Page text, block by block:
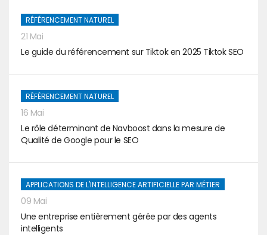
RÉFÉRENCEMENT NATUREL
21 Mai
Le guide du référencement sur Tiktok en 2025 Tiktok SEO
RÉFÉRENCEMENT NATUREL
16 Mai
Le rôle déterminant de Navboost dans la mesure de
Qualité de Google pour le SEO
APPLICATIONS DE L'INTELLIGENCE ARTIFICIELLE PAR MÉTIER
09 Mai
Une entreprise entièrement gérée par des agents
intelligents